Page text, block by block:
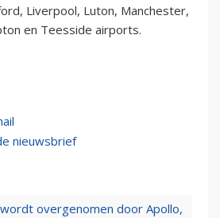
Liverpool, Luton, Manchester,
en Teesside airports.
nieuwsbrief
overgenomen door Apollo,